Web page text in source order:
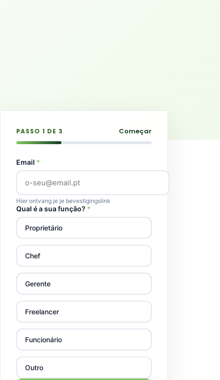
PASSO 1 DE 3 Começar
Email *
Hier ontvang je je bevestigingslink
Qual é a sua função? *
Proprietário
Chef
Gerente
Freelancer
Funcionário
Outro